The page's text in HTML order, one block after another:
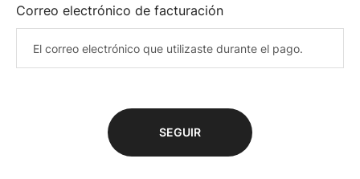
Correo electrónico de facturación
SEGUIR